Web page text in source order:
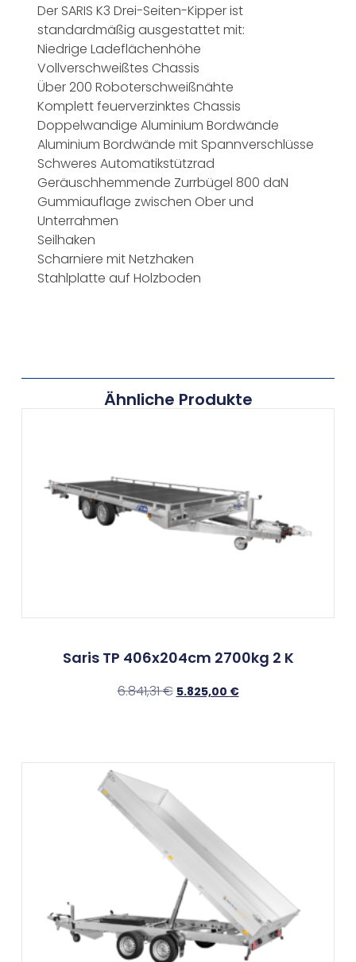
Der SARIS K3 Drei-Seiten-Kipper ist
standardmäßig ausgestattet mit:
Niedrige Ladeflächenhöhe
Vollverschweißtes Chassis
Über 200 Roboterschweißnähte
Komplett feuerverzinktes Chassis
Doppelwandige Aluminium Bordwände
Aluminium Bordwände mit Spannverschlüsse
Schweres Automatikstützrad
Geräuschhemmende Zurrbügel 800 daN
Gummiauflage zwischen Ober und
Unterrahmen
Seilhaken
Scharniere mit Netzhaken
Stahlplatte auf Holzboden
Ähnliche Produkte
Saris TP 406x204cm 2700kg 2 K
6.841,31€ 5.825,00 €